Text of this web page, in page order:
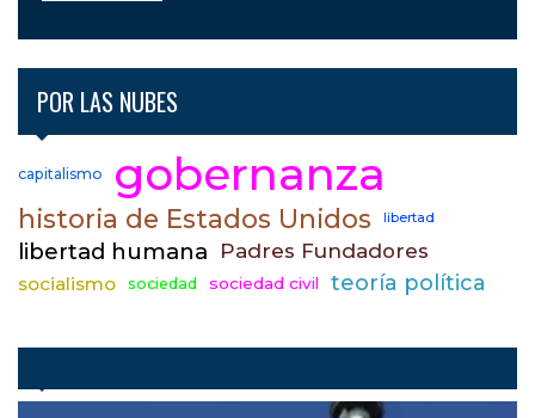
POR LAS NUBES
capitalismo gobernanza
historia de Estados Unidos libertad
libertad humana Padres Fundadores
socialismo sociedad sociedad civil teoría política